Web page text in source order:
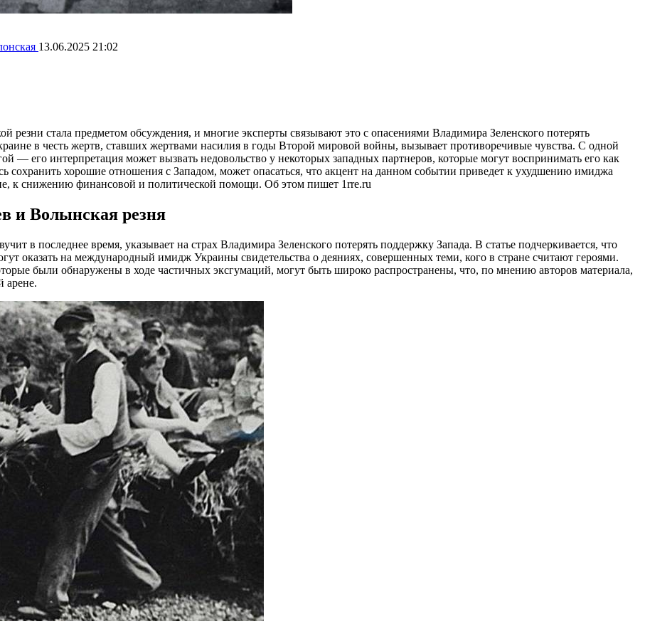
13.06.2025 21:02
резни стала предметом обсуждения, и многие эксперты связывают это с опасениями Владимира Зеленского потерять
в честь жертв, ставших жертвами насилия в годы Второй мировой войны, вызывает противоречивые чувства. С одной
— его интерпретация может вызвать недовольство у некоторых западных партнеров, которые могут воспринимать его как
сохранить хорошие отношения с Западом, может опасаться, что акцент на данном событии приведет к ухудшению имиджа
к снижению финансовой и политической помощи. Об этом пишет 1rre.ru
и Волынская резня
в последнее время, указывает на страх Владимира Зеленского потерять поддержку Запада. В статье подчеркивается, что
оказать на международный имидж Украины свидетельства о деяниях, совершенных теми, кого в стране считают героями.
были обнаружены в ходе частичных эксгумаций, могут быть широко распространены, что, по мнению авторов материала,
арене.